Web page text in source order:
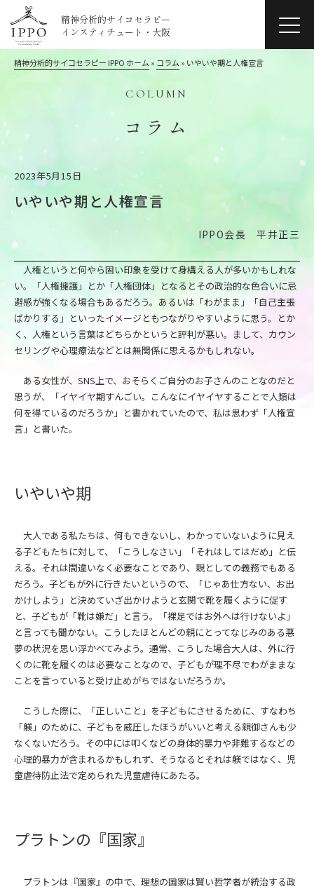
精神分析的サイコセラピー
インスティチュート・大阪
精神分析的サイコセラピー IPPO ホーム » コラム » いやいや期と人権宣言
COLUMN
コラム
2023年5月15日
いやいや期と人権宣言
IPPO会長 平井正三
人権というと何やら固い印象を受けて身構える人が多いかもしれな
い。「人権擁護」とか「人権団体」となるとその政治的な色合いに忌
避感が強くなる場合もあるだろう。あるいは「わがまま」「自己主張
ばかりする」といったイメージともつながりやすいように思う。とか
く、人権という言葉はどちらかというと評判が悪い。まして、カウン
セリングや心理療法などとは無関係に思えるかもしれない。
ある女性が、SNS上で、おそらくご自分のお子さんのことなのだと
思うが、「イヤイヤ期すんごい。こんなにイヤイヤすることで人類は
何を得ているのだろうか」と書かれていたので、私は思わず「人権宣
言」と書いた。
いやいや期
大人である私たちは、何もできないし、わかっていないように見え
る子どもたちに対して、「こうしなさい」「それはしてはだめ」と伝
える。それは間違いなく必要なことであり、親としての義務でもある
だろう。子どもが外に行きたいというので、「じゃあ仕方ない、お出
かけしよう」と決めていざ出かけようと玄関で靴を履くように促す
と、子どもが「靴は嫌だ」と言う。「裸足ではお外へは行けないよ」
と言っても聞かない。こうしたほとんどの親にとってなじみのある悪
夢の状況を思い浮かべてみよう。通常、こうした場合大人は、外に行
くのに靴を履くのは必要なことなので、子どもが理不尽でわがままな
ことを言っていると受け止めがちではないだろうか。
こうした際に、「正しいこと」を子どもにさせるために、すなわち
「躾」のために、子どもを威圧したほうがいいと考える親御さんも少
なくないだろう。その中には叩くなどの身体的暴力や非難するなどの
心理的暴力が含まれるかもしれず、そうなるとそれは躾ではなく、児
童虐待防止法で定められた児童虐待にあたる。
プラトンの『国家』
プラトンは『国家』の中で、理想の国家は賢い哲学者が統治する政